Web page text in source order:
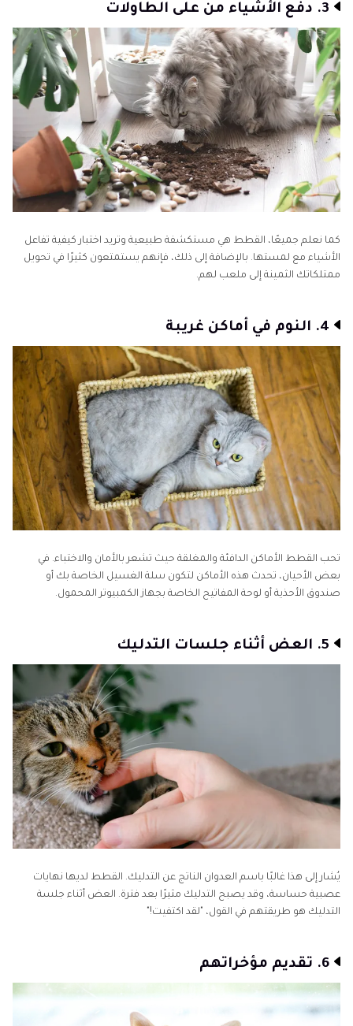
3. دفع الأشياء من على الطاولات
كما نعلم جميعًا، القطط هي مستكشفة طبيعية وتريد اختبار كيفية تفاعل
الأشياء مع لمستها. بالإضافة إلى ذلك، فإنهم يستمتعون كثيرًا في تحويل
ممتلكاتك الثمينة إلى ملعب لهم.
4. النوم في أماكن غريبة
تحب القطط الأماكن الدافئة والمغلقة حيث تشعر بالأمان والاختباء. في
بعض الأحيان، تحدث هذه الأماكن لتكون سلة الغسيل الخاصة بك أو
صندوق الأحذية أو لوحة المفاتيح الخاصة بجهاز الكمبيوتر المحمول.
5. العض أثناء جلسات التدليك
يُشار إلى هذا غالبًا باسم العدوان الناتج عن التدليك. القطط لديها نهايات
عصبية حساسة، وقد يصبح التدليك مثيرًا بعد فترة. العض أثناء جلسة
التدليك هو طريقتهم في القول، "لقد اكتفيت!"
6. تقديم مؤخراتهم